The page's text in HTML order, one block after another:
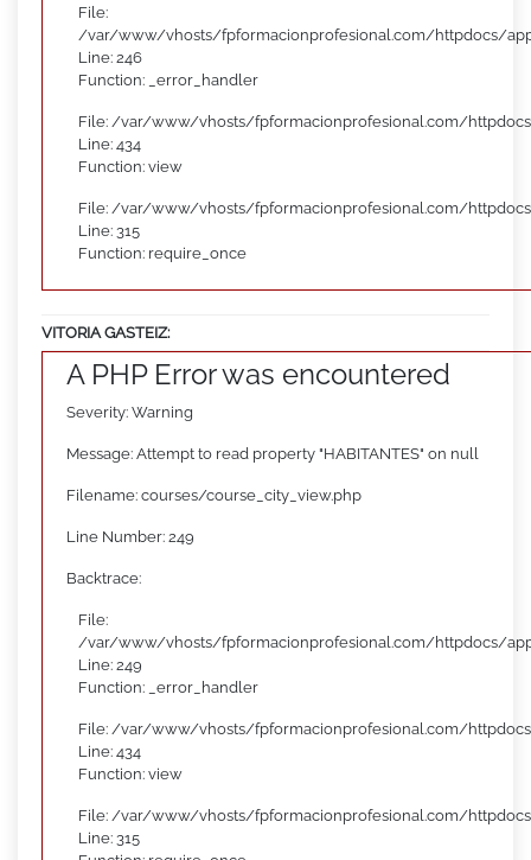
File:
/var/www/vhosts/fpformacionprofesional.com/httpdocs/
Line: 246
Function: _error_handler
File: /var/www/vhosts/fpformacionprofesional.com/
Line: 434
Function: view
File: /var/www/vhosts/fpformacionprofesional.com/
Line: 315
Function: require_once
VITORIA GASTEIZ:
A PHP Error was encountered
Severity: Warning
Message: Attempt to read property "HABITANTES" on null
Filename: courses/course_city_view.php
Line Number: 249
Backtrace:
File:
/var/www/vhosts/fpformacionprofesional.com/httpdocs/
Line: 249
Function: _error_handler
File: /var/www/vhosts/fpformacionprofesional.com/
Line: 434
Function: view
File: /var/www/vhosts/fpformacionprofesional.com/
Line: 315